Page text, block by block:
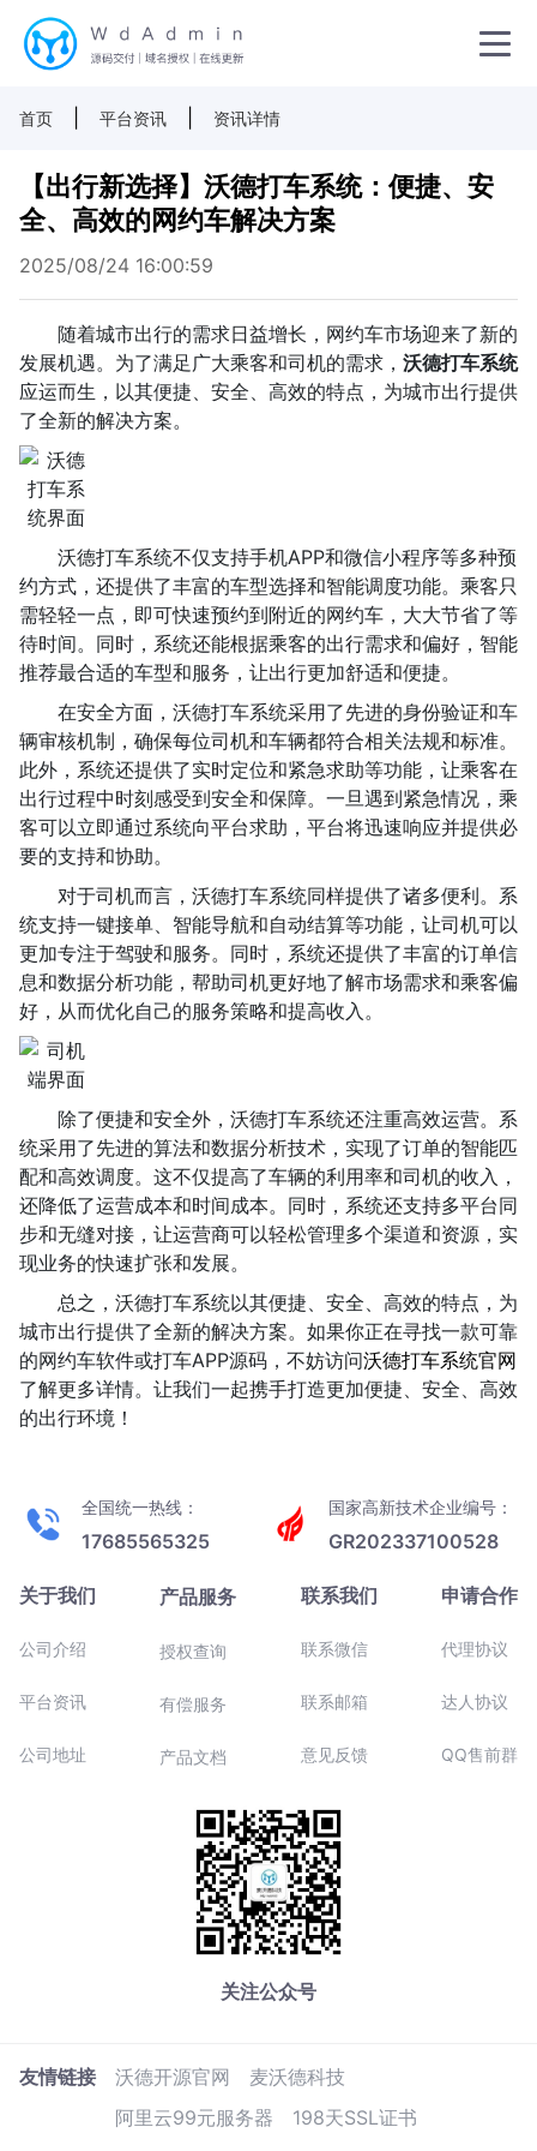
首页 平台资讯 资讯详情
【出行新选择】沃德打车系统：便捷、安
全、高效的网约车解决方案
2025/08/24 16:00:59
随着城市出行的需求日益增长，网约车市场迎来了新的
发展机遇。为了满足广大乘客和司机的需求， 沃德打车系统
应运而生，以其便捷、安全、高效的特点，为城市出行提供
了全新的解决方案。
沃德打车系统不仅支持手机APP和微信小程序等多种预
约方式，还提供了丰富的车型选择和智能调度功能。乘客只
需轻轻一点，即可快速预约到附近的网约车，大大节省了等
待时间。同时，系统还能根据乘客的出行需求和偏好，智能
推荐最合适的车型和服务，让出行更加舒适和便捷。
在安全方面，沃德打车系统采用了先进的身份验证和车
辆审核机制，确保每位司机和车辆都符合相关法规和标准。
此外，系统还提供了实时定位和紧急求助等功能，让乘客在
出行过程中时刻感受到安全和保障。一旦遇到紧急情况，乘
客可以立即通过系统向平台求助，平台将迅速响应并提供必
要的支持和协助。
对于司机而言，沃德打车系统同样提供了诸多便利。系
统支持一键接单、智能导航和自动结算等功能，让司机可以
更加专注于驾驶和服务。同时，系统还提供了丰富的订单信
息和数据分析功能，帮助司机更好地了解市场需求和乘客偏
好，从而优化自己的服务策略和提高收入。
除了便捷和安全外，沃德打车系统还注重高效运营。系
统采用了先进的算法和数据分析技术，实现了订单的智能匹
配和高效调度。这不仅提高了车辆的利用率和司机的收入，
还降低了运营成本和时间成本。同时，系统还支持多平台同
步和无缝对接，让运营商可以轻松管理多个渠道和资源，实
现业务的快速扩张和发展。
总之，沃德打车系统以其便捷、安全、高效的特点，为
城市出行提供了全新的解决方案。如果你正在寻找一款可靠
的网约车软件或打车APP源码，不妨访问沃德打车系统官网
了解更多详情。让我们一起携手打造更加便捷、安全、高效
的出行环境！
全国统一热线：
17685565325
国家高新技术企业编号：
GR202337100528
关于我们
公司介绍
平台资讯
公司地址
产品服务
授权查询
有偿服务
产品文档
联系我们
联系微信
联系邮箱
意见反馈
申请合作
代理协议
达人协议
QQ售前群
关注公众号
友情链接 沃德开源官网
麦沃德科技
阿里云99元服务器
198天SSL证书